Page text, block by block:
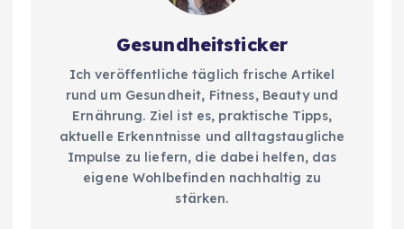
Gesundheitsticker
Ich veröffentliche täglich frische Artikel
rund um Gesundheit, Fitness, Beauty und
Ernährung. Ziel ist es, praktische Tipps,
aktuelle Erkenntnisse und alltagstaugliche
Impulse zu liefern, die dabei helfen, das
eigene Wohlbefinden nachhaltig zu
stärken.